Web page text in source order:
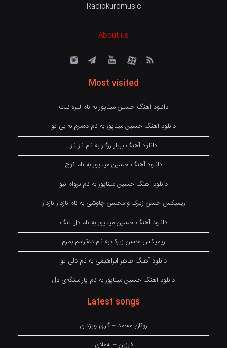
Radiokurdmusic
About us
Most visited
دانلود آهنگ حسین میناپور به نام لیره نیت
دانلود آهنگ حسین میناپور به نام دەمرم بە بی تو
دانلود آهنگ بریار رزگار به نام ناز ناز
دانلود آهنگ حسین میناپور به نام کوچ
دانلود آهنگ حسین میناپور به نام بروام نبو
ریمیکس حسن زیرک و محسن چاوشی به نام نازدار نازدار
دانلود آهنگ حسین میناپور به نام دل تنگ
ریمیکس حسن زیرک به نام دەترسم بمرم
دانلود آهنگ طاهر ابراهیمی به نام دلی تو
دانلود آهنگ حسین میناپور به نام پاراستگەی دل
Latest songs
روکان محمد – گری ویژدان
فرزین – لەملان